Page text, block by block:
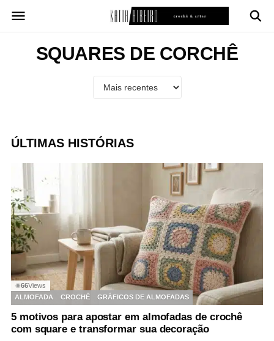
para
conteúdoSQUARES DE CORCHÊ
ÚLTIMAS HISTÓRIAS
◉66Views
ALMOFADA
CROCHÊ GRÁFICOS DE ALMOFADAS
5 motivos para apostar em almofadas de crochê
com square e transformar sua decoração